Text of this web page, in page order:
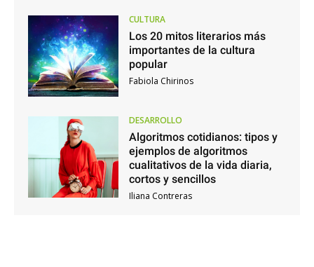
CULTURA
Los 20 mitos literarios más
importantes de la cultura
popular
Fabiola Chirinos
DESARROLLO
Algoritmos cotidianos: tipos y
ejemplos de algoritmos
cualitativos de la vida diaria,
cortos y sencillos
Iliana Contreras